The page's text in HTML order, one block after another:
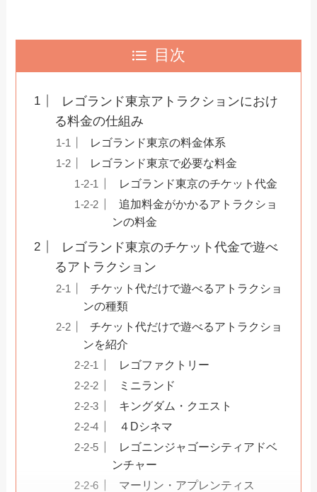
目次
レゴランド東京アトラクションにおけ
る料金の仕組み
レゴランド東京の料金体系
レゴランド東京で必要な料金
レゴランド東京のチケット代金
追加料金がかかるアトラクショ
ンの料金
レゴランド東京のチケット代金で遊べ
るアトラクション
チケット代だけで遊べるアトラクショ
ンの種類
チケット代だけで遊べるアトラクショ
ンを紹介
レゴファクトリー
ミニランド
キングダム・クエスト
４Dシネマ
レゴニンジャゴーシティアドベ
ンチャー
マーリン・アプレンティス